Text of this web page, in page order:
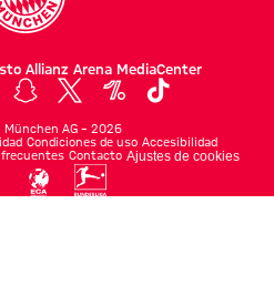
Allianz Arena MediaCenter
München AG – 2026
Condiciones de uso Accesibilidad
Contacto Ajustes de cookies